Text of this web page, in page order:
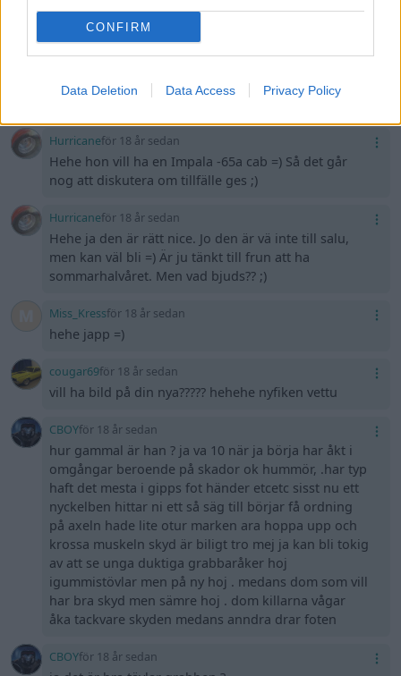
CONFIRM
Data Deletion Data Access Privacy Policy
Det är vad den står mig i nu och jag köpte den i
höstas.. .
Hurricane för 18 år sedan
Under vinter ca 115
Hurricaneför 18 år sedan
Hehe hon vill ha en Impala -65a cab =) Så det går
nog att diskutera om tillfälle ges ;)
Hurricaneför 18 år sedan
Hehe ja den är rätt nice. Jo den är vä inte till salu,
men kan väl bli =) Är ju tänkt till frun att ha
sommarhalvåret. Men vad bjuds?? ;)
Miss_Kressför 18 år sedan
hehe japp =)
cougar69för 18 år sedan
vill ha bild på din nya????? hehehe nyfiken vettu
CBOYför 18 år sedan
hur gammal är han ? ja va 10 när ja börja har åkt i
omgångar beroende på skador ok hummör, .har typ
haft det mesta i gipps fot händer etcetc sisst nu ett
nyckelben hittar ni ett så säg till börjar få ordning
på axeln hade lite otur marken ara hoppa upp och
krossa muskeln skyd är biligt tro mej ja kan bli tokig
av att se unga duktiga grabbaråker hoj
igummistövlar men på ny hoj . medans dom som vill
har bra skyd men sämre hoj . dom killarna vågar
åka tackvare skyden medans anndra drar foten
CBOYför 18 år sedan